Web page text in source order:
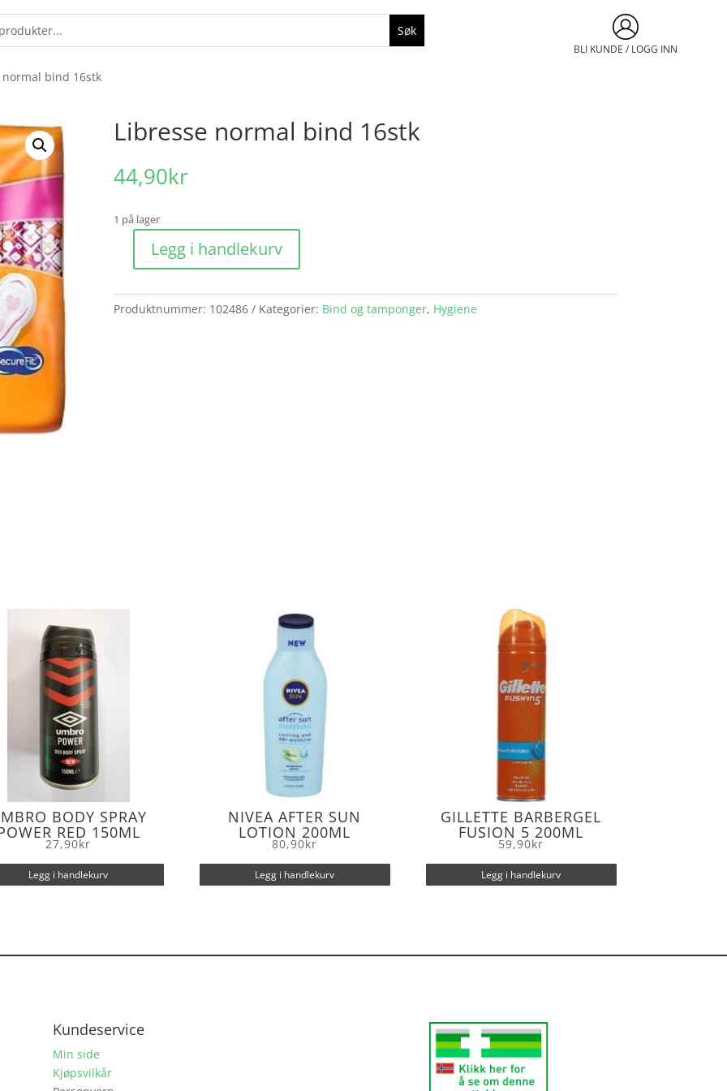
BLI KUNDE / LOGG INN
bind 16stk
Libresse normal bind 16stk
44,90kr
1 på lager
Libresse
bind
16stk
Legg i handlekurv
Produktnummer: 102486 Kategorier: Bind og tamponger, Hygiene
BODY SPRAY
RED 150ML
27,90kr
Legg i handlekurv
NIVEA AFTER SUN
LOTION 200ML
80,90kr
Legg i handlekurv
GILLETTE BARBERGEL
FUSION 5 200ML
59,90kr
Legg i handlekurv
Kundeservice
Min side
Kjøpsvilkår